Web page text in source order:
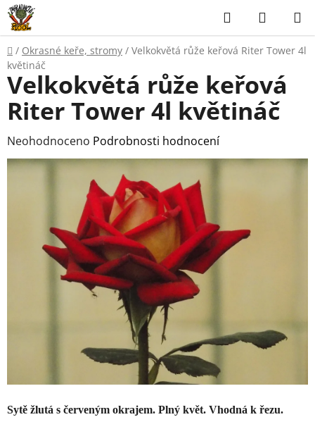
Přejít
na
obsah
Hledat
KOŠÍK
Domů
/ Okrasné keře, stromy / Velkokvětá růže keřová Riter Tower 4l
květináč
Sytě žlutá s červeným okrajem. Plný květ. Vhodná k řezu.
Velkokvětá růže keřová
Riter Tower 4l květináč
Průměrné
hodnocení
hvězdiček.
Neohodnoceno Podrobnosti hodnocení